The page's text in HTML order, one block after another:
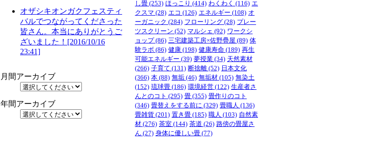
し畳 (253) ほっこり (414) わくわく (116) エ
クスマ (28) エコ (126) エネルギー (108) オ
ーガニック (284) フローリング (28) プレー
ツスクリーン (52) マルシェ (92) ワークシ
ョップ(86) 三宅建築工房×佐野疊屋 (89) 体
験ラボ (86) 健康 (198) 健康寿命 (189) 再生
可能エネルギー (39) 夢授業 (34) 天然素材
(266) 子育て (131) 断捨離 (52) 日本文化
(366) 本 (88) 無垢 (46) 無垢材 (105) 無染土
(152) 琉球畳 (186) 環境経営 (122) 生産者さ
んとのコト (295) 畳 (355) 畳作りのコト
(346) 畳替えをする前に (329) 畳職人 (136)
畳雑貨 (201) 置き畳 (185) 職人 (103) 自然素
材 (276) 茶室 (144) 茶道 (26) 路傍の畳屋さ
ん (27) 身体に優しい畳 (77)
オザシキオンガクフェスティ
バルでつながってくださった
皆さん。本当にありがとうご
ざいました！ [2016/10/16
23:41]
月間アーカイブ
年間アーカイブ